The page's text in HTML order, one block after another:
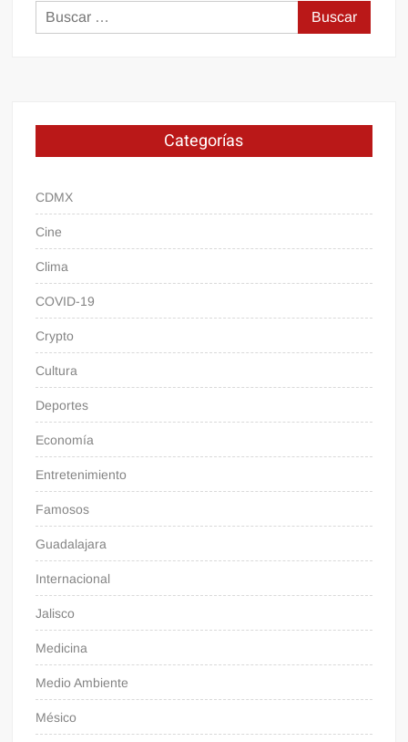
Buscar:
Categorías
CDMX
Cine
Clima
COVID-19
Crypto
Cultura
Deportes
Economía
Entretenimiento
Famosos
Guadalajara
Internacional
Jalisco
Medicina
Medio Ambiente
Mésico